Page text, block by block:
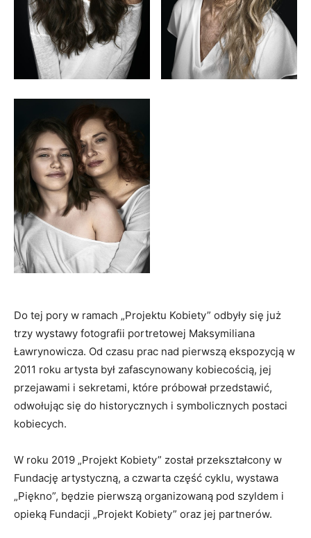
Do tej pory w ramach „Projektu Kobiety” odbyły się już
trzy wystawy fotografii portretowej Maksymiliana
Ławrynowicza. Od czasu prac nad pierwszą ekspozycją w
2011 roku artysta był zafascynowany kobiecością, jej
przejawami i sekretami, które próbował przedstawić,
odwołując się do historycznych i symbolicznych postaci
kobiecych.
W roku 2019 „Projekt Kobiety” został przekształcony w
Fundację artystyczną, a czwarta część cyklu, wystawa
„Piękno”, będzie pierwszą organizowaną pod szyldem i
opieką Fundacji „Projekt Kobiety” oraz jej partnerów.